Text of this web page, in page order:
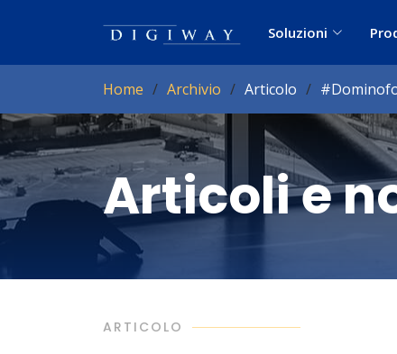
Soluzioni
Home Archivio Articolo
Articoli e
ARTICOLO